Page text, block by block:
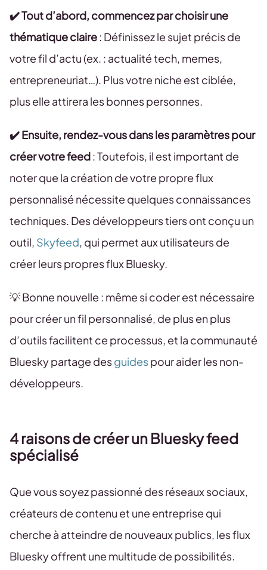
✔️ Tout d’abord, commencez par choisir une
thématique claire: Définissez le sujet précis de
votre fil d’actu (ex. : actualité tech, memes,
entrepreneuriat…). Plus votre niche est ciblée,
plus elle attirera les bonnes personnes.
✔️ Ensuite, rendez-vous dans les paramètres pour
créer votre feed: Toutefois, il est important de
noter que la création de votre propre flux
personnalisé nécessite quelques connaissances
techniques. Des développeurs tiers ont conçu un
outil, Skyfeed, qui permet aux utilisateurs de
créer leurs propres flux Bluesky.
💡 Bonne nouvelle : même si coder est nécessaire
pour créer un fil personnalisé, de plus en plus
d’outils facilitent ce processus, et la communauté
Bluesky partage desguidespour aider les non-
développeurs.
4 raisons de créer un Bluesky feed
spécialisé
Que vous soyez passionné des réseaux sociaux,
créateurs de contenu et une entreprise qui
cherche à atteindre de nouveaux publics, les flux
Bluesky offrent une multitude de possibilités.